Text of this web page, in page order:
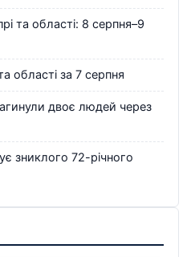
та області: 8 серпня–9
області за 7 серпня
двоє людей через
зниклого 72-річного